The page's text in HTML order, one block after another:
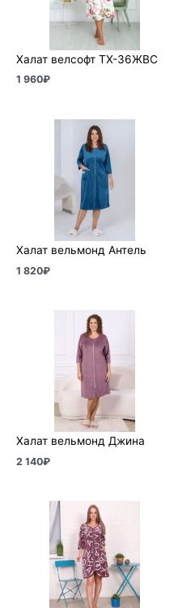
Халат велсофт ТХ-36ЖВС
1 960₽
Халат вельмонд Антель
1 820₽
Халат вельмонд Джина
2 140₽